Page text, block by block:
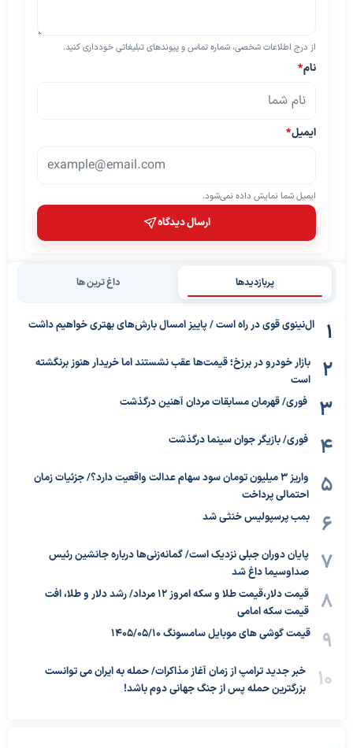
از درج اطلاعات شخصی، شماره تماس و پیوندهای تبلیغاتی خودداری کنید.
نام*
ایمیل*
ایمیل شما نمایش داده نمی‌شود.
ارسال دیدگاه
پربازدیدها داغ ترین ها
ال‌نینوی قوی در راه است / پاییز امسال بارش‌های بهتری خواهیم داشت
بازار خودرو در برزخ؛ قیمت‌ها عقب نشستند اما خریدار هنوز برنگشته
است
فوری/ قهرمان مسابقات مردان آهنین درگذشت
فوری/ بازیگر جوان سینما درگذشت
واریز ۳ میلیون تومان سود سهام عدالت واقعیت دارد؟/ جزئیات زمان
احتمالی پرداخت
بمب پرسپولیس خنثی شد
پایان دوران جبلی نزدیک است/ گمانه‌زنی‌ها درباره جانشین رئیس
صداوسیما داغ شد
قیمت دلار،قیمت طلا و سکه امروز ۱۲ مرداد/ رشد دلار و طلا، افت
قیمت سکه امامی
قیمت گوشی های موبایل سامسونگ 1405/05/10
خبر جدید ترامپ از زمان آغاز مذاکرات/ حمله به ایران می توانست
بزرگترین حمله پس از جنگ جهانی دوم باشد!